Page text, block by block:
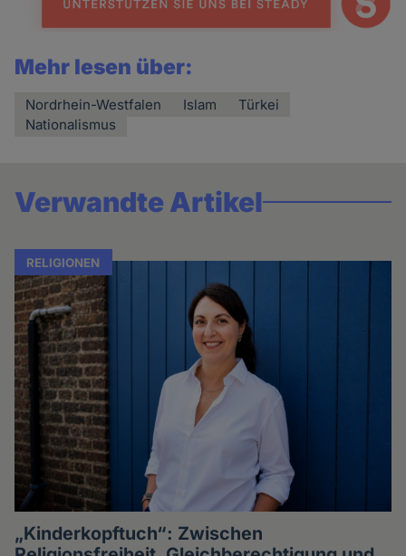
Mehr lesen über:
Nordrhein-Westfalen Islam
Türkei
Nationalismus
Verwandte Artikel
RELIGIONEN
„Kinderkopftuch“: Zwischen